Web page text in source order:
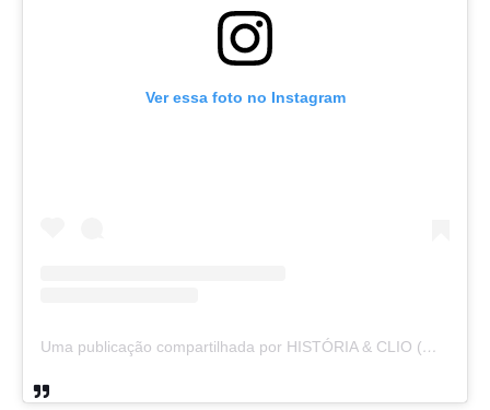
Ver essa foto no Instagram
Uma publicação compartilhada por HISTÓRIA & CLIO (@historiaeclio)